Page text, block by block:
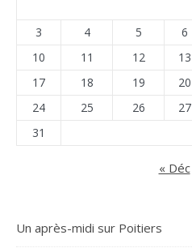
3
4 5 6
10
11 12 13
17
18 19 20
24
25 26 27
31
« Déc
Un après-midi sur Poitiers